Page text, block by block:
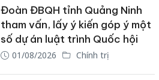
Đoàn ĐBQH tỉnh Quảng Ninh
tham vấn, lấy ý kiến góp ý một
số dự án luật trình Quốc hội
01/08/2026 Chính trị